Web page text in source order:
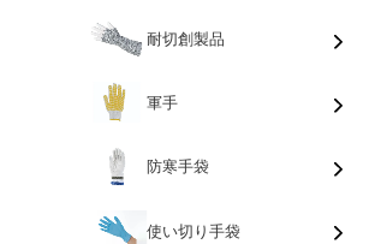
耐切創製品
軍手
防寒手袋
使い切り手袋